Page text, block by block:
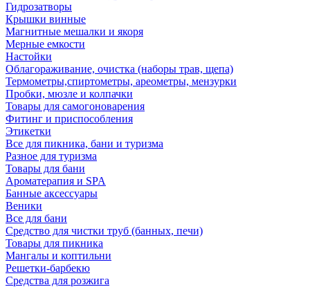
Гидрозатворы
Крышки винные
Магнитные мешалки и якоря
Мерные емкости
Настойки
Облагораживание, очистка (наборы трав, щепа)
Термометры,спиртометры, ареометры, мензурки
Пробки, мюзле и колпачки
Товары для самогоноварения
Фитинг и приспособления
Этикетки
Все для пикника, бани и туризма
Разное для туризма
Товары для бани
Ароматерапия и SPA
Банные аксессуары
Веники
Все для бани
Средство для чистки труб (банных, печи)
Товары для пикника
Мангалы и коптильни
Решетки-барбекю
Средства для розжига